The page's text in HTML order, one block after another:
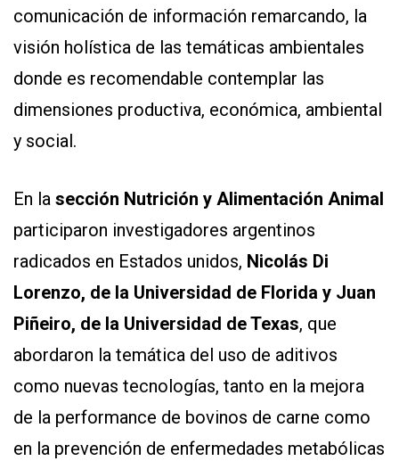
comunicación de información remarcando, la
visión holística de las temáticas ambientales
donde es recomendable contemplar las
dimensiones productiva, económica, ambiental
y social.
En la sección Nutrición y Alimentación Animal
participaron investigadores argentinos
radicados en Estados unidos, Nicolás Di
Lorenzo, de la Universidad de Florida y Juan
Piñeiro, de la Universidad de Texas, que
abordaron la temática del uso de aditivos
como nuevas tecnologías, tanto en la mejora
de la performance de bovinos de carne como
en la prevención de enfermedades metabólicas